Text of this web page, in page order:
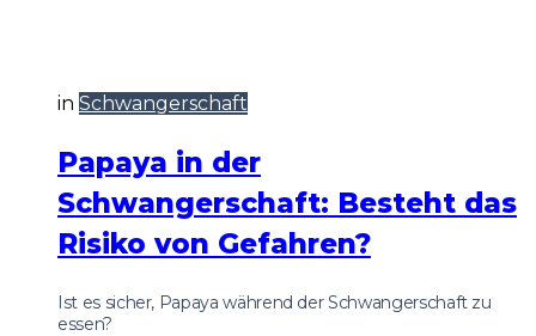
in Schwangerschaft
Papaya in der
Schwangerschaft: Besteht das
Risiko von Gefahren?
Ist es sicher, Papaya während der Schwangerschaft zu
essen?